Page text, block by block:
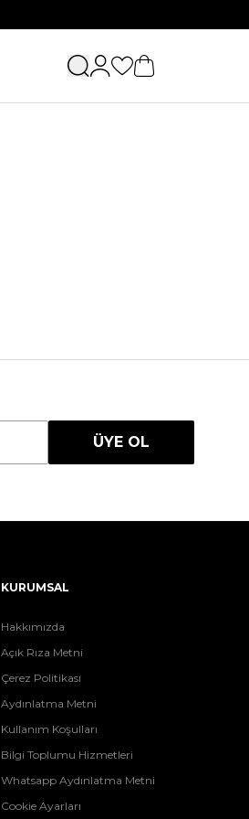
ÜYE OL
KURUMSAL
Hakkımızda
Açık Rıza Metni
Çerez Politikası
Aydınlatma Metni
Kullanım Koşulları
Bilgi Toplumu Hizmetleri
Whatsapp Aydınlatma Metni
Cookie Ayarları